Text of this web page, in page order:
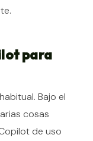
para
Bajo el
cosas
de uso